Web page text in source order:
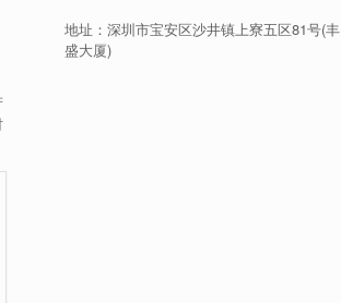
地址：深圳市宝安区沙井镇上寮五区81号(丰
盛大厦)